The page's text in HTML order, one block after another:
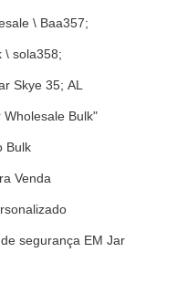
\ Baa357;
\ sola358;
Skye 35; AL
Bulk"
Bulk
Venda
segurança EM Jar